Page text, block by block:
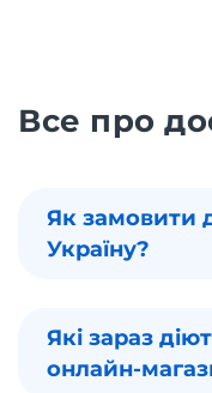
Все про
Як замовити
Україну?
Які зараз
онлайн-